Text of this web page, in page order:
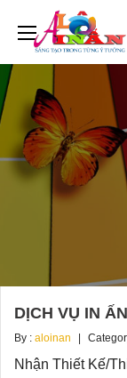
DỊCH VỤ IN
By : aloinan
Nhận Thiết Kế/